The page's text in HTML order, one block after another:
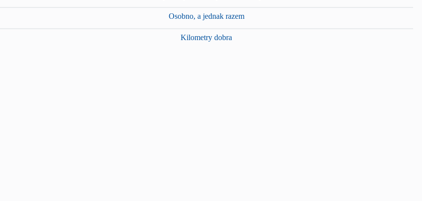
Osobno, a jednak razem
Kilometry dobra